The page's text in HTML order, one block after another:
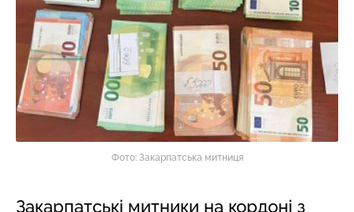
Фото: Закарпатська митниця
Закарпатські митники на кордоні з